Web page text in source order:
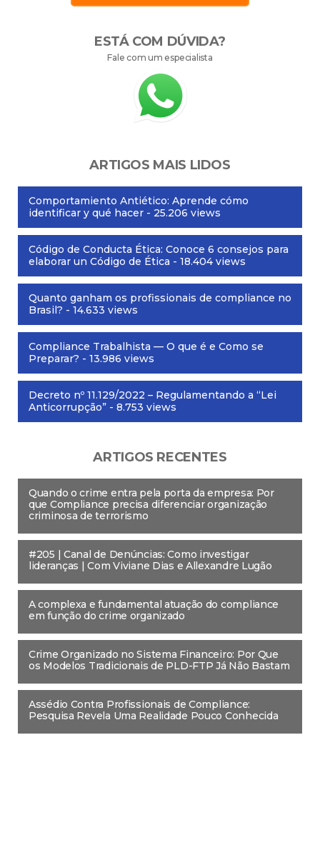
ESTÁ COM DÚVIDA?
Fale com um especialista
ARTIGOS MAIS LIDOS
Comportamiento Antiético: Aprende cómo
identificar y qué hacer - 25.206 views
Código de Conducta Ética: Conoce 6 consejos para
elaborar un Código de Ética - 18.404 views
Quanto ganham os profissionais de compliance no
Brasil? - 14.633 views
Compliance Trabalhista — O que é e Como se
Preparar? - 13.986 views
Decreto nº 11.129/2022 – Regulamentando a “Lei
Anticorrupção” - 8.753 views
ARTIGOS RECENTES
Quando o crime entra pela porta da empresa: Por
que Compliance precisa diferenciar organização
criminosa de terrorismo
#205 | Canal de Denúncias: Como investigar
lideranças | Com Viviane Dias e Allexandre Lugão
A complexa e fundamental atuação do compliance
em função do crime organizado
Crime Organizado no Sistema Financeiro: Por Que
os Modelos Tradicionais de PLD-FTP Já Não Bastam
Assédio Contra Profissionais de Compliance:
Pesquisa Revela Uma Realidade Pouco Conhecida